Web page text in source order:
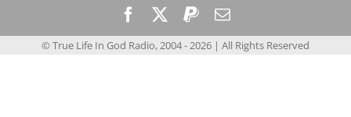
© True Life In God Radio, 2004 -2026 | All Rights Reserved